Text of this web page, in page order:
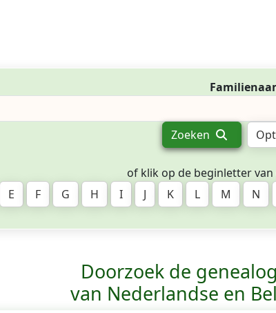
Zoeken
of klik op de beginletter
E F G H I J K L M N
Doorzoek de
van Nederlandse en